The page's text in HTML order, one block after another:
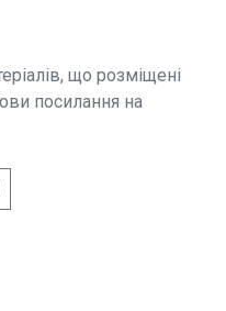
що розміщені
посилання на